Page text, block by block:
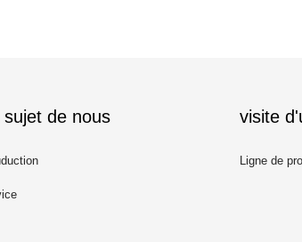
sujet de nous visite
Ligne de